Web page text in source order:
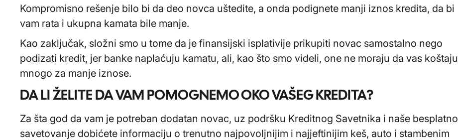
Kompromisno rešenje bilo bi da deo novca uštedite, a onda podignete manji iznos kredita, da bi
vam rata i ukupna kamata bile manje.
Kao zaključak, složni smo u tome da je finansijski isplativije prikupiti novac samostalno nego
podizati kredit, jer banke naplaćuju kamatu, ali, kao što smo videli, one ne moraju da vas koštaju
mnogo za manje iznose.
DA LI ŽELITE DA VAM POMOGNEMO OKO VAŠEG KREDITA?
Za šta god da vam je potreban dodatan novac, uz podršku Kreditnog Savetnika i naše besplatno
savetovanje dobićete informaciju o trenutno najpovoljnijim i najjeftinijim keš, auto i stambenim